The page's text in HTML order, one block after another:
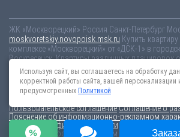
ЖК «Москворецкий» Россия Санкт-Петербург
moskvoretskiy.novopoisk.msk.ru Купить
комплексе «Москворецкий» от «ДСК-1» в
Воскресенск. Квартиры различных планировок
Новостройки Санкт-ПетербургаНовостройки
Информация на сайте взята из открытых
Пользовательское соглашениеСоглашение о
Пояснение об информационно-рекламном
Политика конфиденциальности
По всем вопросам, связанным с актуальностью
Используя сайт, вы соглашаетесь на обработку
корректной работы сайта, вашей персонализации
предусмотренных Политикой